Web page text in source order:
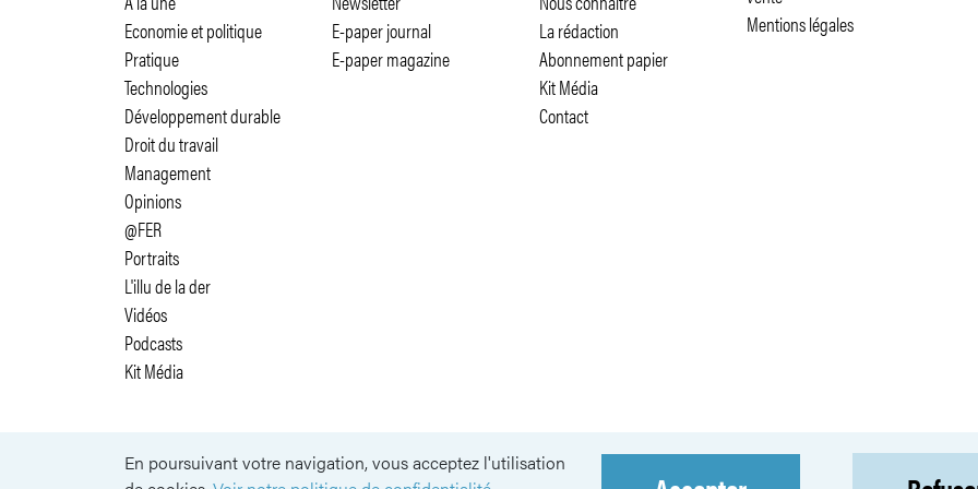
Economie et politique
Pratique
Technologies
Développement durable
Droit du travail
Management
Opinions
@FER
Portraits
L'illu de la der
Vidéos
Podcasts
Kit Média
E-paper journal
E-paper magazine
La rédaction
Abonnement papier
Kit Média
Contact
Mentions légales
En poursuivant votre navigation, vous acceptez l'utilisation